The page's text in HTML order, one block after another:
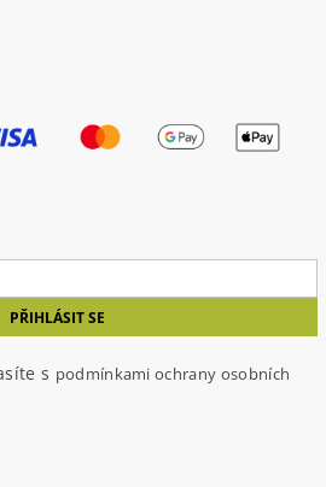
spodmínkami
s podmínkami ochrany osobních